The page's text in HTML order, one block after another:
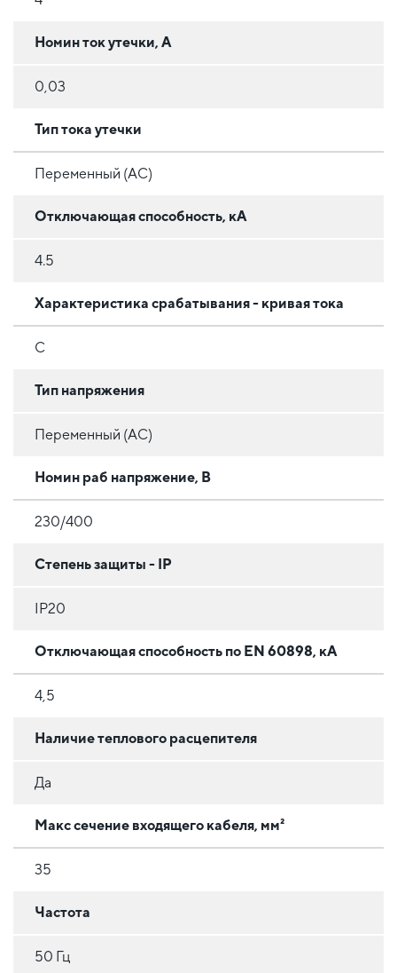
Номин ток утечки, А
0,03
Тип тока утечки
Переменный (AC)
Отключающая способность, кА
4.5
Характеристика срабатывания - кривая тока
C
Тип напряжения
Переменный (AC)
Номин раб напряжение, В
230/400
Степень защиты - IP
IP20
Отключающая способность по EN 60898, кА
4,5
Наличие теплового расцепителя
Да
Макс сечение входящего кабеля, мм²
35
Частота
50 Гц